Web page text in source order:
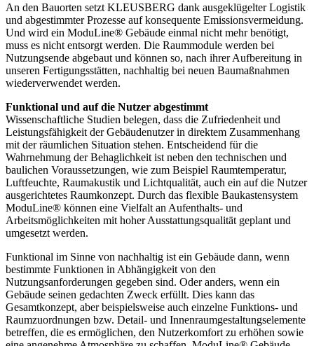
An den Bauorten setzt KLEUSBERG dank ausgeklügelter Logistik
und abgestimmter Prozesse auf konsequente Emissionsvermeidung.
Und wird ein ModuLine® Gebäude einmal nicht mehr benötigt,
muss es nicht entsorgt werden. Die Raummodule werden bei
Nutzungsende abgebaut und können so, nach ihrer Aufbereitung in
unseren Fertigungsstätten, nachhaltig bei neuen Baumaßnahmen
wiederverwendet werden.
Funktional und auf die Nutzer abgestimmt
Wissenschaftliche Studien belegen, dass die Zufriedenheit und
Leistungsfähigkeit der Gebäudenutzer in direktem Zusammenhang
mit der räumlichen Situation stehen. Entscheidend für die
Wahrnehmung der Behaglichkeit ist neben den technischen und
baulichen Voraussetzungen, wie zum Beispiel Raumtemperatur,
Luftfeuchte, Raumakustik und Lichtqualität, auch ein auf die Nutzer
ausgerichtetes Raumkonzept. Durch das flexible Baukastensystem
ModuLine® können eine Vielfalt an Aufenthalts- und
Arbeitsmöglichkeiten mit hoher Ausstattungsqualität geplant und
umgesetzt werden.
Funktional im Sinne von nachhaltig ist ein Gebäude dann, wenn
bestimmte Funktionen in Abhängigkeit von den
Nutzungsanforderungen gegeben sind. Oder anders, wenn ein
Gebäude seinen gedachten Zweck erfüllt. Dies kann das
Gesamtkonzept, aber beispielsweise auch einzelne Funktions- und
Raumzuordnungen bzw. Detail- und Innenraumgestaltungselemente
betreffen, die es ermöglichen, den Nutzerkomfort zu erhöhen sowie